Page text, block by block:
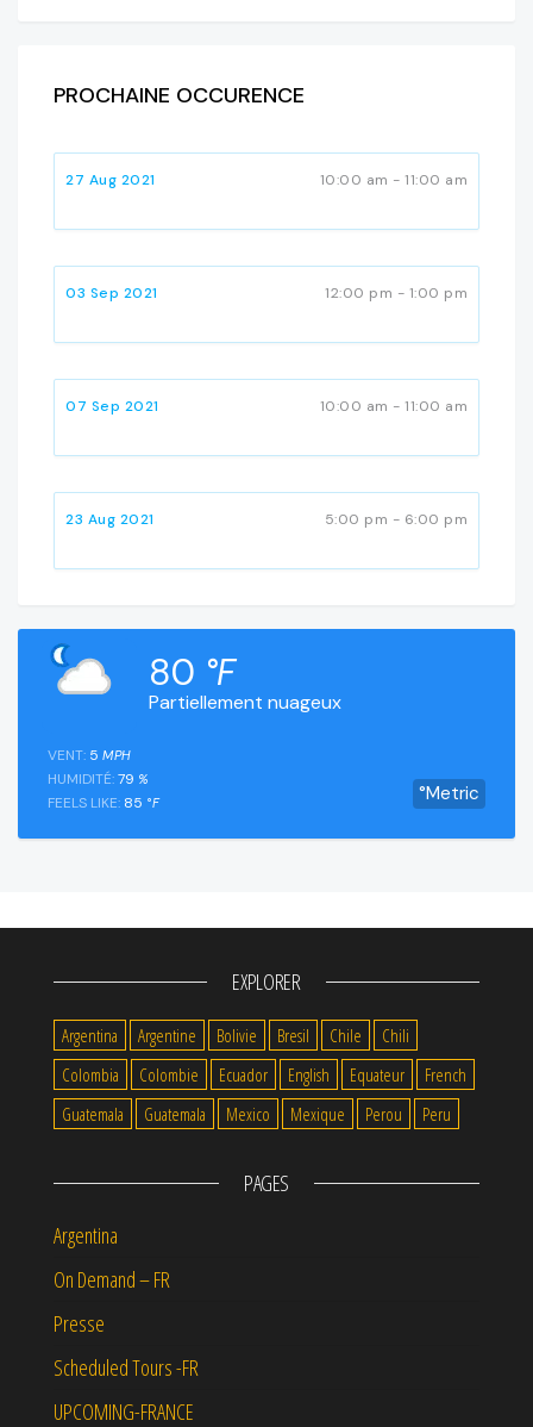
PROCHAINE OCCURENCE
23 Aug 2021 5:00 pm - 6:00 pm
27 Aug 2021 10:00 am - 11:00 am
03 Sep 2021 12:00 pm - 1:00 pm
07 Sep 2021 10:00 am - 11:00 am
Partiellement nuageux
80 °F
°Metric
VENT: 5 MPH
HUMIDITÉ:79 %
FEELS LIKE: 85 °F
EXPLORER
Argentina Argentine Bolivie Bresil Chile
Chili
Colombia
Colombie Ecuador English Equateur
French
Guatemala
Guatemala Mexico Mexique Perou Peru
PAGES
Argentina
On Demand – FR
Presse
Scheduled Tours -FR
UPCOMING-FRANCE